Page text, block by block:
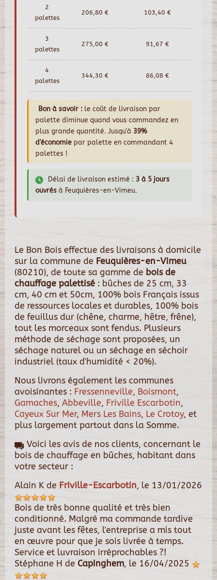
2
palettes
206,80 € 103,40 €
3
palettes
275,00 € 91,67 €
4
palettes
344,30 € 86,08 €
Bon à savoir : le coût de livraison par
palette diminue quand vous commandez en
plus grande quantité. Jusqu'à 39%
d'économie par palette en commandant 4
palettes !
Délai de livraison estimé : 3 à 5 jours
ouvrés à Feuquières-en-Vimeu.
Le Bon Bois effectue des livraisons à domicile
sur la commune de Feuquières-en-Vimeu
(80210), de toute sa gamme de bois de
chauffage palettisé : bûches de 25 cm, 33
cm, 40 cm et 50cm, 100% bois Français issus
de ressources locales et durables, 100% bois
de feuillus dur (chêne, charme, hêtre, frêne),
tout les morceaux sont fendus. Plusieurs
méthode de séchage sont proposées, un
séchage naturel ou un séchage en séchoir
industriel (taux d'humidité < 20%).
Nous livrons également les communes
avoisinantes : Fressenneville, Boismont,
Gamaches, Abbeville, Friville Escarbotin,
Cayeux Sur Mer, Mers Les Bains, Le Crotoy, et
plus largement partout dans la Somme.
Voici les avis de nos clients, concernant le
bois de chauffage en bûches, habitant dans
votre secteur :
Alain K de Friville-Escarbotin, le 13/01/2026
Bois de très bonne qualité et très bien
conditionné. Malgré ma commande tardive
juste avant les fêtes, l'entreprise a mis tout
en œuvre pour que je sois livrée à temps.
Service et luvraison irréprochables ?!
Stéphane H de Capinghem, le 16/04/2025